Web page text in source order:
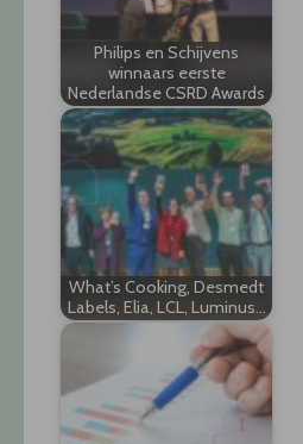
Philips en Schijvens
winnaars eerste
Nederlandse CSRD Awards
What’s Cooking, Desmedt
Labels, Elia, LCL, Luminus…